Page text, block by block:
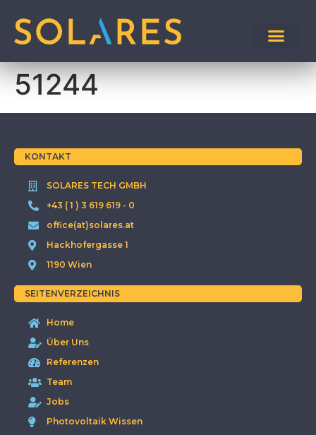
51244
KONTAKT
SOLARES TECH GMBH
+43 ( 1 ) 3 619 619 - 0
office(at)solares.at
Hackhofergasse 1
1190 Wien
SEITENVERZEICHNIS
Home
Über Uns
Referenzen
Team
Jobs
Photovoltaik Wissen